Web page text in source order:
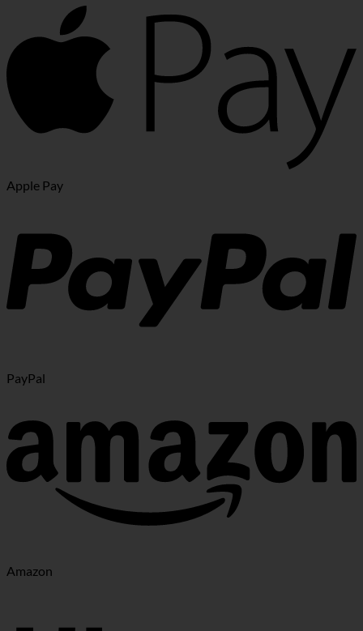
Apple Pay
PayPal
Amazon